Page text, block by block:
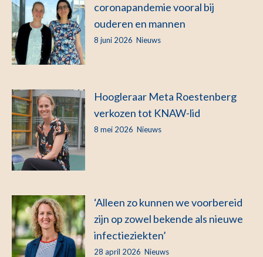
coronapandemie vooral bij
ouderen en mannen
8 juni 2026 Nieuws
Hoogleraar Meta Roestenberg
verkozen tot KNAW-lid
8 mei 2026 Nieuws
‘Alleen zo kunnen we voorbereid
zijn op zowel bekende als nieuwe
infectieziekten’
28 april 2026 Nieuws